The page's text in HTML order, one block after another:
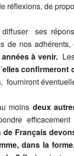
réflexions, de
ses
de nos adhérents,
à venir.Les
elles confirmeront
, fourniront
moins deux
Français
dans la